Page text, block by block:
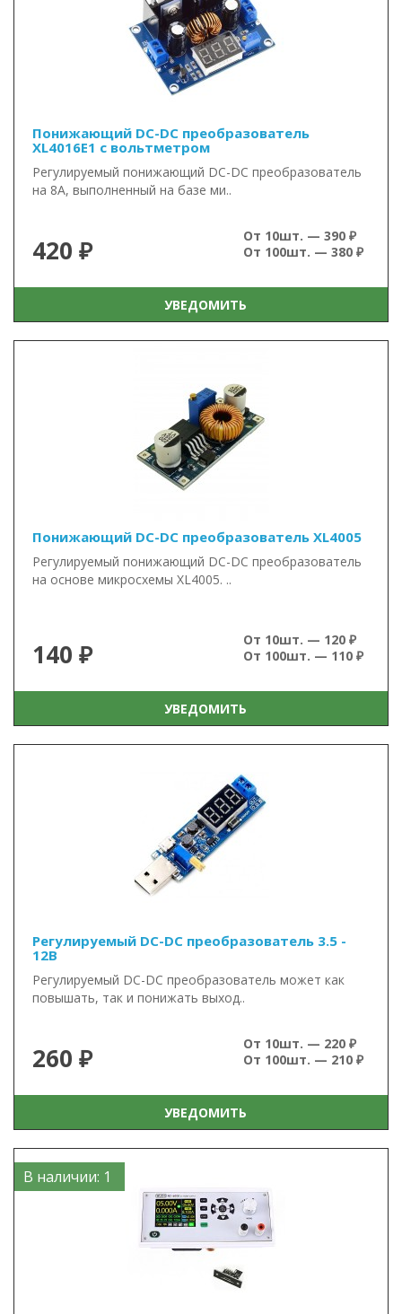
Понижающий DC-DC преобразователь
XL4016E1 с вольтметром
Регулируемый понижающий DC-DC преобразователь
на 8А, выполненный на базе ми..
420 ₽
От 10шт. — 390 ₽
От 100шт. — 380 ₽
УВЕДОМИТЬ
Понижающий DC-DC преобразователь XL4005
Регулируемый понижающий DC-DC преобразователь
на основе микросхемы XL4005. ..
140 ₽
От 10шт. — 120 ₽
От 100шт. — 110 ₽
УВЕДОМИТЬ
Регулируемый DC-DC преобразователь 3.5 -
12В
Регулируемый DC-DC преобразователь может как
повышать, так и понижать выход..
260 ₽
От 10шт. — 220 ₽
От 100шт. — 210 ₽
УВЕДОМИТЬ
В наличии: 1